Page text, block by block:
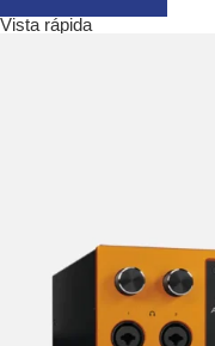
Vista rápida